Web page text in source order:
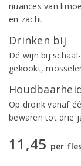
nuances van
en zacht.
Drinken bij
Dé wijn bij
gekookt,
Op dronk vanaf
bewaren tot drie
11,45 per